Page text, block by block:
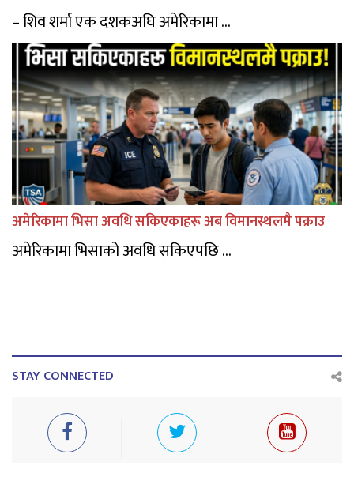
– शिव शर्मा एक दशकअघि अमेरिकामा ...
अमेरिकामा भिसा अवधि सकिएकाहरू अब विमानस्थलमै पक्राउ
अमेरिकामा भिसाको अवधि सकिएपछि ...
STAY CONNECTED